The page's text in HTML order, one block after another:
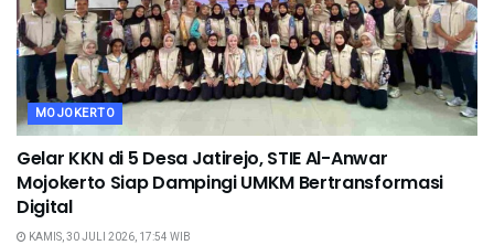
MOJOKERTO
Gelar KKN di 5 Desa Jatirejo, STIE Al-Anwar
Mojokerto Siap Dampingi UMKM Bertransformasi
Digital
KAMIS, 30 JULI 2026, 17:54 WIB